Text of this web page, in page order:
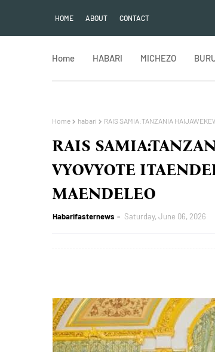
HOME ABOUT CONTACT
Home HABARI MICHEZO
Home habari RAIS SAMIA:TANZANIA
RAIS
VYOVYOTE
MAENDELEO
Habarifasternews Saturday, June 06, 2026